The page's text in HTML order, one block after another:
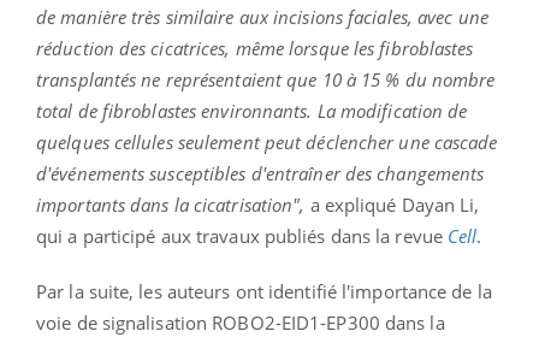
de manière très similaire aux incisions faciales, avec une
réduction des cicatrices, même lorsque les fibroblastes
transplantés ne représentaient que 10 à 15 % du nombre
total de fibroblastes environnants. La modification de
quelques cellules seulement peut déclencher une cascade
d'événements susceptibles d'entraîner des changements
importants dans la cicatrisation", a expliqué Dayan Li,
qui a participé aux travaux publiés dans la revue Cell.
Par la suite, les auteurs ont identifié l'importance de la
voie de signalisation ROBO2-EID1-EP300 dans la